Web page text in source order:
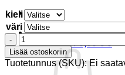
Ostoskori /0,00€ 0
kieli
väri
Skärgårdsros
vantar
produktpaket
määrä
Lisää ostoskoriin
Tuotetunnus (SKU):Ei